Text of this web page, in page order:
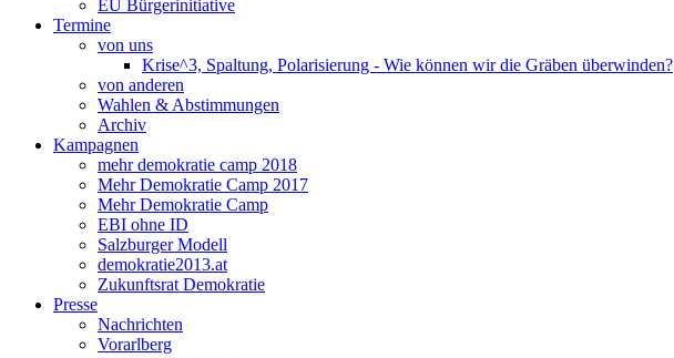
EU Bürgerinitiative
Termine
von uns
Krise^3, Spaltung, Polarisierung - Wie können wir die Gräben überwinden?
von anderen
Wahlen & Abstimmungen
Archiv
Kampagnen
mehr demokratie camp 2018
Mehr Demokratie Camp 2017
Mehr Demokratie Camp
EBI ohne ID
Salzburger Modell
demokratie2013.at
Zukunftsrat Demokratie
Presse
Nachrichten
Vorarlberg